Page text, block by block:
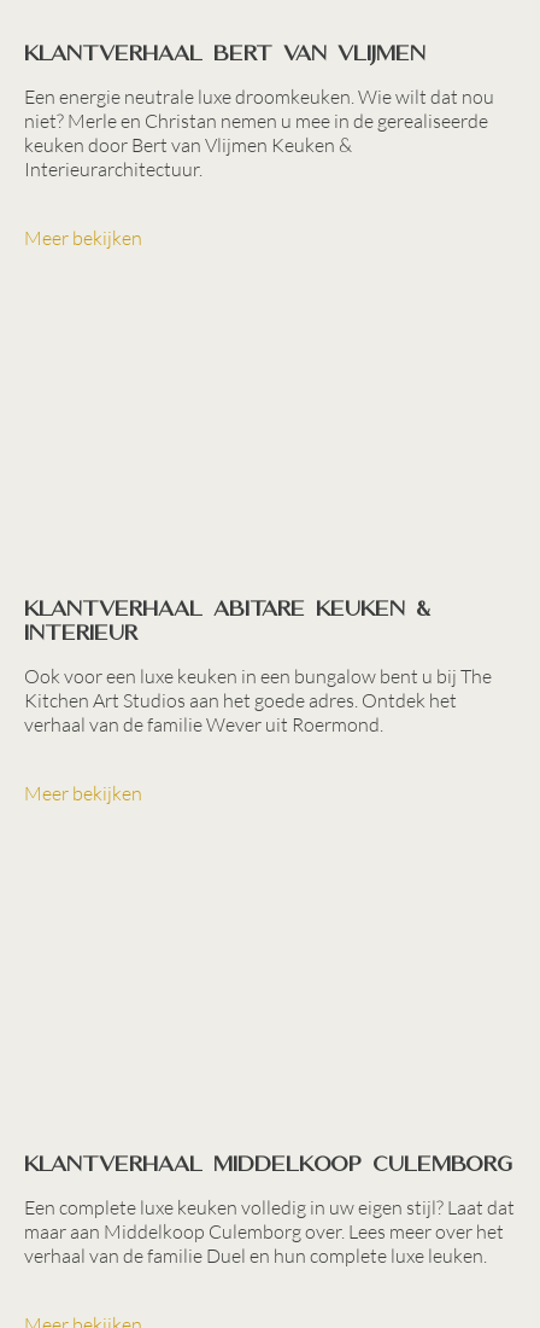
Klantverhaal Bert van Vlijmen
Een energie neutrale luxe droomkeuken. Wie wilt dat nou
niet? Merle en Christan nemen u mee in de gerealiseerde
keuken door Bert van Vlijmen Keuken &
Interieurarchitectuur.
Meer bekijken
Klantverhaal Abitare keuken &
interieur
Ook voor een luxe keuken in een bungalow bent u bij The
Kitchen Art Studios aan het goede adres. Ontdek het
verhaal van de familie Wever uit Roermond.
Meer bekijken
Klantverhaal Middelkoop Culemborg
Een complete luxe keuken volledig in uw eigen stijl? Laat dat
maar aan Middelkoop Culemborg over. Lees meer over het
verhaal van de familie Duel en hun complete luxe leuken.